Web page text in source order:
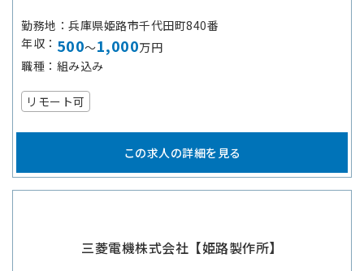
勤務地
兵庫県姫路市千代田町840番
年収
500～1,000万円
職種
組み込み
リモート可
この求人の詳細を見る
三菱電機株式会社【姫路製作所】